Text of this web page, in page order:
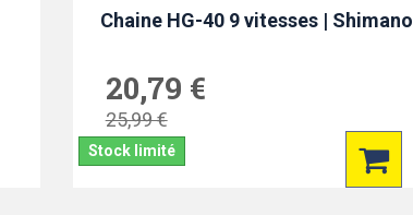
Chaine HG-40 9 vitesses | Shimano
20,79 €
25,99 €
Stock limité